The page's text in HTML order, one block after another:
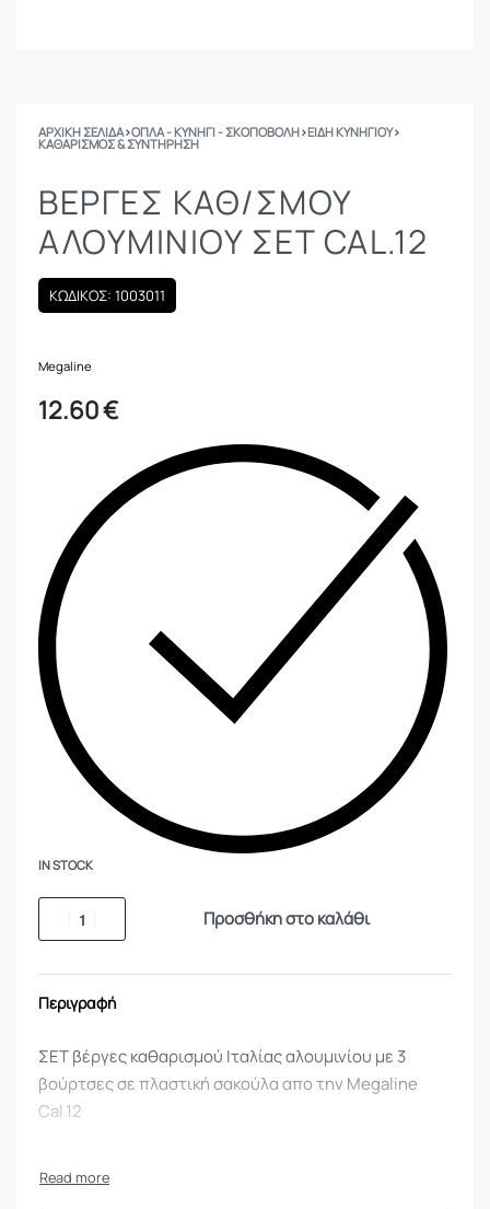
ΑΡΧΙΚΉ ΣΕΛΊΔΑ›ΟΠΛΑ - ΚΥΝΗΓΙ - ΣΚΟΠΟΒΟΛΗ›ΕΙΔΗ ΚΥΝΗΓΙΟΥ›
ΚΑΘΑΡΙΣΜΌΣ & ΣΥΝΤΉΡΗΣΗ
ΒΕΡΓΕΣ ΚΑΘ/ΣΜΟΥ
ΑΛΟΥΜΙΝΙΟΥ ΣΕΤ CAL.12
ΚΩΔΙΚΟΣ: 1003011
Megaline
12.60€
IN STOCK
Προσθήκη στο καλάθι
Περιγραφή
ΣΕΤ βέργες καθαρισμού Ιταλίας αλουμινίου με 3
βούρτσες σε πλαστική σακούλα απο την Megaline
Cal.12